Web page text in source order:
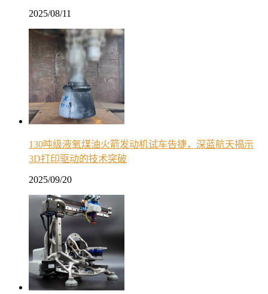
2025/08/11
130吨级液氧煤油火箭发动机试车告捷，深蓝航天揭示
3D打印驱动的技术突破
2025/09/20